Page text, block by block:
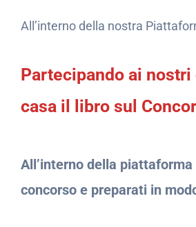
All’interno della nostra
Partecipando ai nostri
casa il libro sul
All’interno della
concorso e preparati in